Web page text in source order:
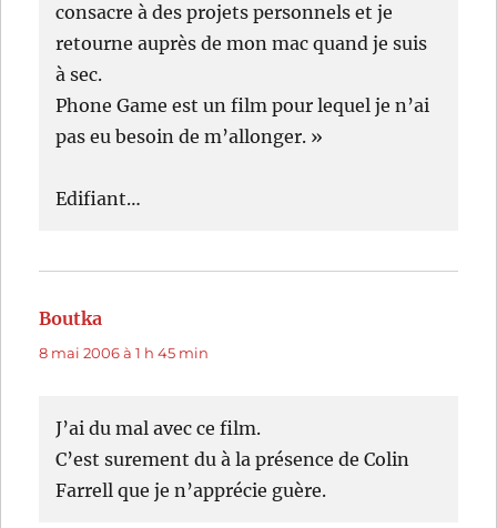
consacre à des projets personnels et je
retourne auprès de mon mac quand je suis
à sec.
Phone Game est un film pour lequel je n’ai
pas eu besoin de m’allonger. »
Edifiant…
Boutka
8 mai 2006 à 1 h 45 min
J’ai du mal avec ce film.
C’est surement du à la présence de Colin
Farrell que je n’apprécie guère.